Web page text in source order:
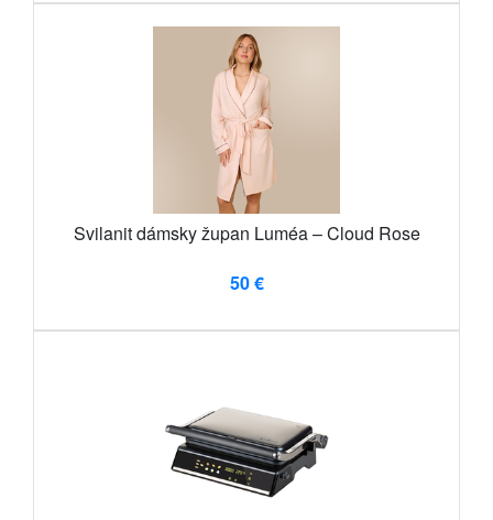
Svilanit dámsky župan Luméa – Cloud Rose
50 €